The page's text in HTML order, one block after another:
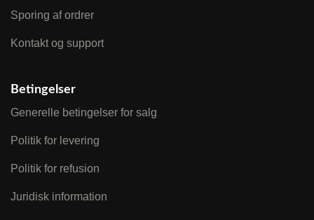
Sporing af ordrer
Kontakt og support
Betingelser
Generelle betingelser for salg
Politik for levering
Politik for refusion
Juridisk information